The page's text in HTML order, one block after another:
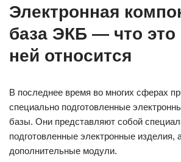
Электронная
база ЭКБ — что это
ней относится
В последнее время во многих сферах
специально подготовленные
базы. Они представляют собой
подготовленные электронные изделия,
дополнительные модули.